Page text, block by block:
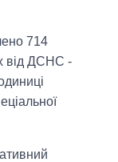
714
від ДСНС -